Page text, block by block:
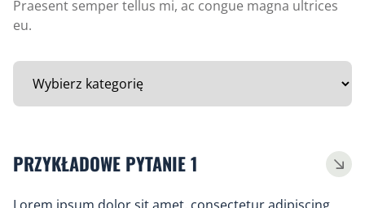
Praesent semper tellus mi, ac congue magna ultrices
eu.
PRZYKŁADOWE PYTANIE 1